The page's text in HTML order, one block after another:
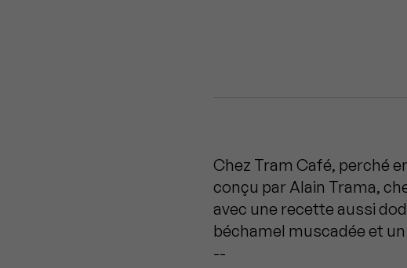
Chez Tram Café, perché
conçu par Alain Trama,
avec une recette aussi
béchamel muscadée et
--